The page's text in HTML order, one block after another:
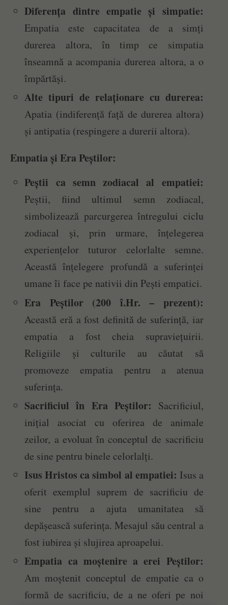
Diferența dintre empatie și simpatie:
Empatia este capacitatea de a simți
durerea altora, în timp ce simpatia
înseamnă a acompania durerea altora, a o
împărtăși.
Alte tipuri de relaționare cu durerea:
Apatia (indiferență față de durerea altora)
și antipatia (respingere a durerii altora).
Empatia și Era Peștilor:
Peștii ca semn zodiacal al empatiei:
Peștii, fiind ultimul semn zodiacal,
simbolizează parcurgerea întregului ciclu
zodiacal și, prin urmare, înțelegerea
experiențelor tuturor celorlalte semne.
Această înțelegere profundă a suferinței
umane îi face pe nativii din Pești empatici.
Era Peștilor (200 î.Hr. – prezent):
Această eră a fost definită de suferință, iar
empatia a fost cheia supraviețuirii.
Religiile și culturile au căutat să
promoveze empatia pentru a atenua
suferința.
Sacrificiul în Era Peștilor: Sacrificiul,
inițial asociat cu oferirea de animale
zeilor, a evoluat în conceptul de sacrificiu
de sine pentru binele celorlalți.
Isus Hristos ca simbol al empatiei: Isus a
oferit exemplul suprem de sacrificiu de
sine pentru a ajuta umanitatea să
depășească suferința. Mesajul său central a
fost iubirea și slujirea aproapelui.
Empatia ca moștenire a erei Peștilor:
Am moștenit conceptul de empatie ca o
formă de sacrificiu, de a ne oferi pe noi